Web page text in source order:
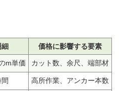
細 価格に影響する要素
m単価 カット数、余尺、端部材
高所作業、アンカー本数